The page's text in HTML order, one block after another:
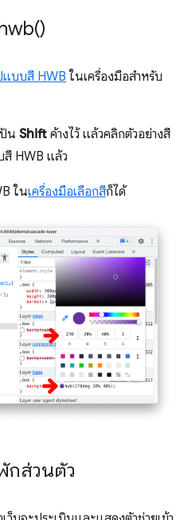
)
แบบสี HWB ในเครื่องมือสำหรับ
น Shift ค้างไว้ แล้วคลิกตัวอย่างสี
HWB แล้ว
ในเครื่องมือเลือกสีก็ได้
กส่วนตัว